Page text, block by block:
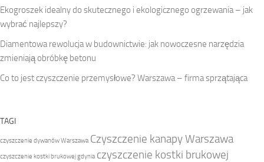
Ekogroszek idealny do skutecznego i ekologicznego ogrzewania – jak
wybrać najlepszy?
Diamentowa rewolucja w budownictwie: jak nowoczesne narzędzia
zmieniają obróbkę betonu
Co to jest czyszczenie przemysłowe? Warszawa – firma sprzątająca
TAGI
czyszczenie dywanów Warszawa Czyszczenie kanapy Warszawa
czyszczenie kostki brukowej gdynia czyszczenie kostki brukowej